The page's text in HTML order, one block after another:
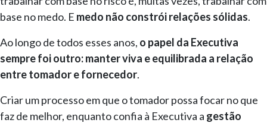
base no medo. E medo não constrói relações sólidas.
Ao longo de todos esses anos, o papel da Executiva
sempre foi outro: manter viva e equilibrada a relação
entre tomador e fornecedor.
Criar um processo em que o tomador possa focar no que
faz de melhor, enquanto confia à Executiva a gestão